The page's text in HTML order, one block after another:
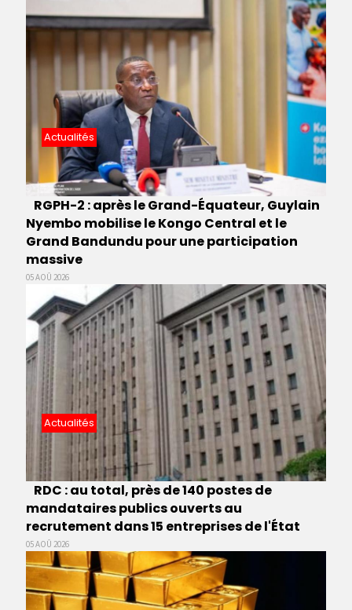
Actualités
RGPH-2 : après le Grand-Équateur, Guylain
Nyembo mobilise le Kongo Central et le
Grand Bandundu pour une participation
massive
05 AOÛ 2026
Actualités
RDC : au total, près de 140 postes de
mandataires publics ouverts au
recrutement dans 15 entreprises de l'État
05 AOÛ 2026